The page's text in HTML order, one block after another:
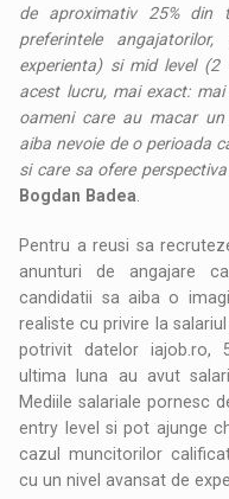
de aproximativ 25%
preferintele
experienta) si mid level
acest lucru, mai exact:
oameni care au macar
aiba nevoie de o perioada
si care sa ofere
Bogdan Badea
Pentru a reusi sa
anunturi de angajare
candidatii sa aiba o
realiste cu privire la
potrivit datelor iajob.ro,
ultima luna au avut
Mediile salariale pornesc
entry level si pot ajunge
cazul muncitorilor
cu un nivel avansat de